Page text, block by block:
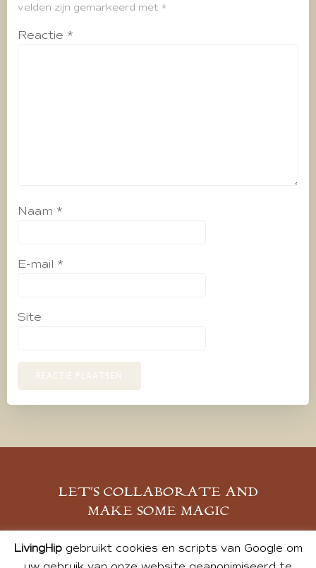
velden zijn gemarkeerd met *
Reactie *
Naam *
E-mail *
Site
LET’S COLLABORATE AND
MAKE SOME MAGIC
MELD JE AAN
LivingHipgebruikt cookies en scripts van Google om